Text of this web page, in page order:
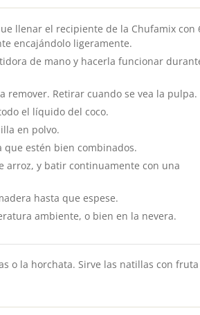
llenar el recipiente de la Chufamix con
encajándolo ligeramente.
de mano y hacerla funcionar
Retirar cuando se vea la pulpa.
el líquido del coco.
en polvo.
que estén bien combinados.
arroz, y batir continuamente con una
hasta que espese.
ambiente, o bien en la nevera.
o la horchata. Sirve las natillas con